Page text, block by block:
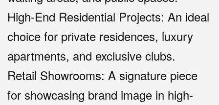
High-End Residential Projects: An ideal
choice for private residences, luxury
apartments, and exclusive clubs.
Retail Showrooms: A signature piece
for showcasing brand image in high-